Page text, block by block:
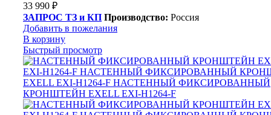
33 990 ₽
ЗАПРОС ТЗ и КП Производство: Россия
Добавить в пожелания
В корзину
Быстрый просмотр